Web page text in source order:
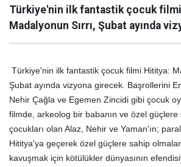
Türkiye'nin ilk fantastik çocuk
Madalyonun Sırrı, Şubat ayında
Türkiye'nin ilk fantastik çocuk filmi Hititya:
Şubat ayında vizyona girecek. Başrollerini
Nehir Çağla ve Egemen Zincidi gibi çocuk
filmde, arkeolog bir babanın ve özel
çocukları olan Alaz, Nehir ve Yaman'ın;
Hititya'ya geçerek özel güçlere sahip
kavuşmak için kötülükler dünyasının